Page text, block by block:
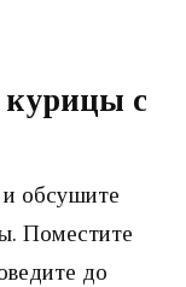
курицы с
обсушите
Поместите
до